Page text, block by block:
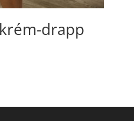
drapp